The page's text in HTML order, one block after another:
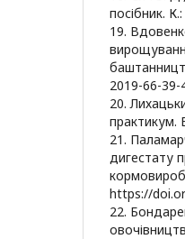
посібник.
19.
2019-66-39-
20.
практикум.
21.
дигестату
https://
22.